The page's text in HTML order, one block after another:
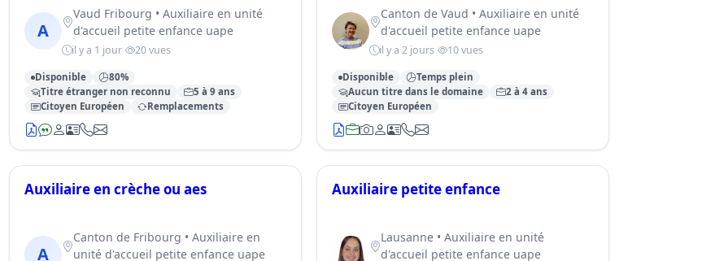
A
Vaud Fribourg • Auxiliaire en unité
d'accueil petite enfance uape
il y a 1 jour 20 vues
Disponible
80%
Titre étranger non reconnu
5 à 9 ans
Citoyen Européen
Remplacements
Canton de Vaud • Auxiliaire en unité
d'accueil petite enfance uape
il y a 2 jours 10 vues
Disponible
Temps plein
Aucun titre dans le domaine
2 à 4 ans
Citoyen Européen
Auxiliaire en crèche ou aes
A
Canton de Fribourg • Auxiliaire en
unité d'accueil petite enfance uape
Auxiliaire petite enfance
Lausanne • Auxiliaire en unité
d'accueil petite enfance uape